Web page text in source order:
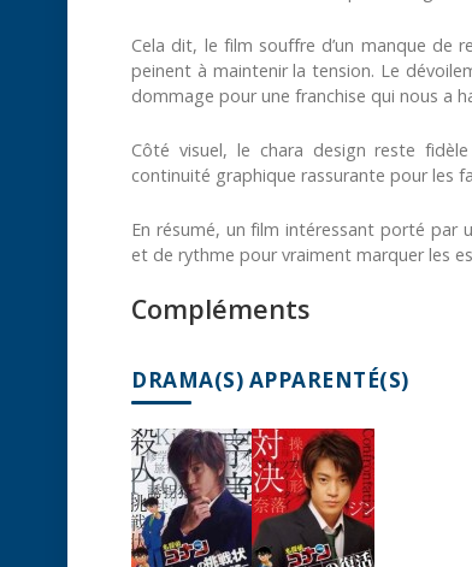
Cela dit, le film souffre d’un manque de
peinent à maintenir la tension. Le
dommage pour une franchise qui nous a
Côté visuel, le chara design reste
continuité graphique rassurante pour les
En résumé, un film intéressant porté par
et de rythme pour vraiment marquer les
Compléments
DRAMA(S) APPARENTÉ(S)